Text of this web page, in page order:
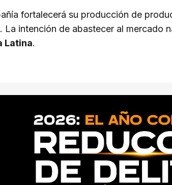
fortalecerá su producción de
La intención de abastecer al mercado
Latina.